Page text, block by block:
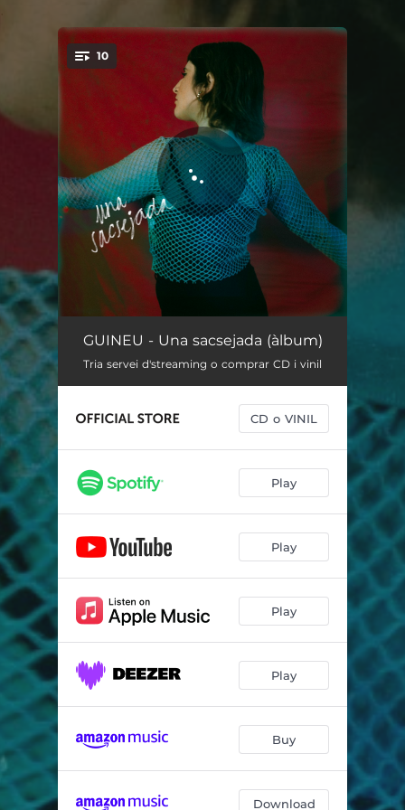
You're all set!
10
No ha parat de ploure 03:00
Vull sortir i no puc 03:08
02:57
Què em passa? (No sé què faig)
De bones 03:39
Què vols de mi? 02:56
No sé 03:28
Sempre Ulisses 03:33
GUINEU - Una sacsejada (àlbum)
Tria servei d'streaming o comprar CD i vinil
CD o VINIL
Play
Play
Play
Play
Buy
Download